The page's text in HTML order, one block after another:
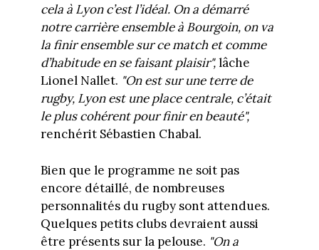
cela à Lyon c’est l’idéal. On a démarré
notre carrière ensemble à Bourgoin, on va
la finir ensemble sur ce match et comme
d’habitude en se faisant plaisir",lâche
Lionel Nallet. "On est sur une terre de
rugby, Lyon est une place centrale, c’était
le plus cohérent pour finir en beauté",
renchérit Sébastien Chabal.
Bien que le programme ne soit pas
encore détaillé, de nombreuses
personnalités du rugby sont attendues.
Quelques petits clubs devraient aussi
être présents sur la pelouse. "On a